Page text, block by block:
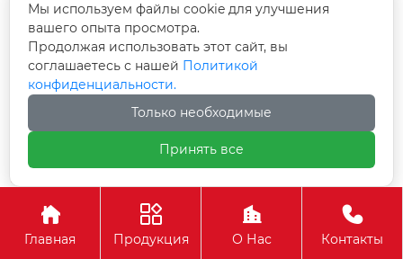
Сопутствующие популярные
продукты

Главная

Продукция

О Нас

Контакты
Мы используем файлы cookie для улучшения
вашего опыта просмотра.
Продолжая использовать этот сайт, вы
соглашаетесь с нашей Политикой
конфиденциальности.
Только необходимые
Принять все